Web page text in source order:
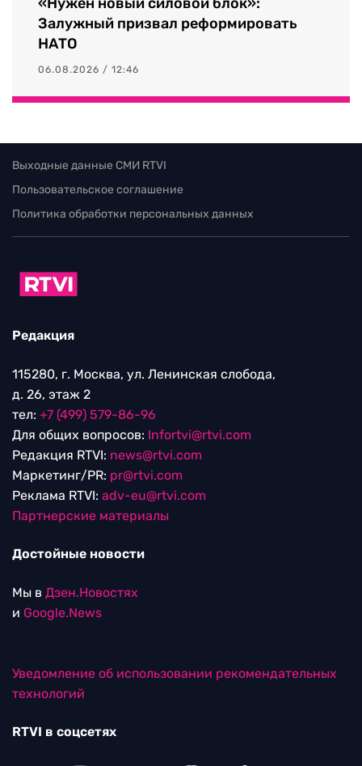
Залужный призвал реформировать
НАТО
06.08.2026 / 12:46
Выходные данные СМИ RTVI
Пользовательское соглашение
Политика обработки персональных данных
Редакция
115280, г. Москва, ул. Ленинская слобода,
д. 26, этаж 2
тел: +7 (499) 579-86-96
Для общих вопросов: Infortvi@rtvi.com
Редакция RTVI: news@rtvi.com
Маркетинг/PR: pr@rtvi.com
Реклама RTVI: adv-eu@rtvi.com
Партнерские материалы
Достойные новости
Мы в Дзен.Новостях
и Google.News
Уведомление об использовании рекомендательных
технологий
RTVI в соцсетях